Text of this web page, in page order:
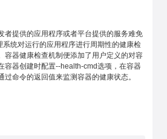
者提供的应用程序或者平台提供的服务难免
统对运行的应用程序进行周期性的健康检
容器健康检查机制便添加了用户定义的对容
容器创建时配置--health-cmd选项，在容器
过命令的返回值来监测容器的健康状态。